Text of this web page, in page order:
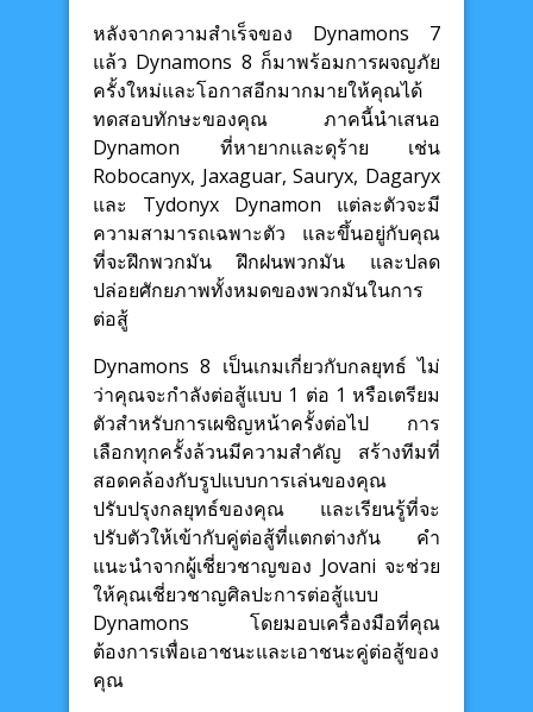
หลังจากความสำเร็จของ Dynamons 7
แล้ว Dynamons 8 ก็มาพร้อมการผจญภัย
ครั้งใหม่และโอกาสอีกมากมายให้คุณได้
ทดสอบทักษะของคุณ ภาคนี้นำเสนอ
Dynamon ที่หายากและดุร้าย เช่น
Robocanyx, Jaxaguar, Sauryx, Dagaryx
และ Tydonyx Dynamon แต่ละตัวจะมี
ความสามารถเฉพาะตัว และขึ้นอยู่กับคุณ
ที่จะฝึกพวกมัน ฝึกฝนพวกมัน และปลด
ปล่อยศักยภาพทั้งหมดของพวกมันในการ
ต่อสู้
Dynamons 8 เป็นเกมเกี่ยวกับกลยุทธ์ ไม่
ว่าคุณจะกำลังต่อสู้แบบ 1 ต่อ 1 หรือเตรียม
ตัวสำหรับการเผชิญหน้าครั้งต่อไป การ
เลือกทุกครั้งล้วนมีความสำคัญ สร้างทีมที่
สอดคล้องกับรูปแบบการเล่นของคุณ
ปรับปรุงกลยุทธ์ของคุณ และเรียนรู้ที่จะ
ปรับตัวให้เข้ากับคู่ต่อสู้ที่แตกต่างกัน คำ
แนะนำจากผู้เชี่ยวชาญของ Jovani จะช่วย
ให้คุณเชี่ยวชาญศิลปะการต่อสู้แบบ
Dynamons โดยมอบเครื่องมือที่คุณ
ต้องการเพื่อเอาชนะและเอาชนะคู่ต่อสู้ของ
คุณ